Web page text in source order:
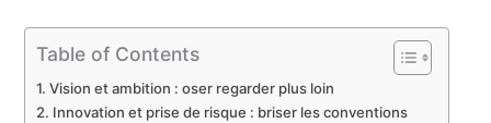
Table of Contents
Vision et ambition : oser regarder plus loin
Innovation et prise de risque : briser les conventions